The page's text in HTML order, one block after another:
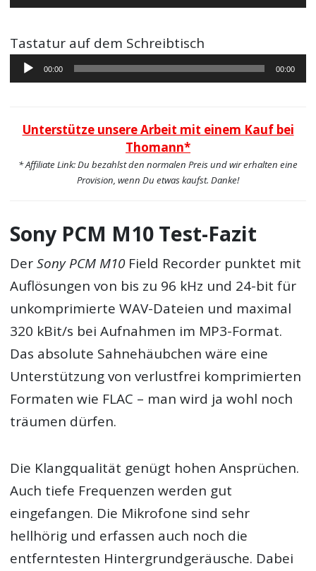
Player
Tastatur auf dem Schreibtisch
Audio-
Player
00:00 00:00
Unterstütze unsere Arbeit mit einem Kauf bei
Thomann*
* Affiliate Link: Du bezahlst den normalen Preis und wir erhalten eine
Provision, wenn Du etwas kaufst. Danke!
Sony PCM M10 Test-Fazit
DerSony PCM M10Field Recorder punktet mit
Auflösungen von bis zu 96 kHz und 24-bit für
unkomprimierte WAV-Dateien und maximal
320 kBit/s bei Aufnahmen im MP3-Format.
Das absolute Sahnehäubchen wäre eine
Unterstützung von verlustfrei komprimierten
Formaten wie FLAC – man wird ja wohl noch
träumen dürfen.
Die Klangqualität genügt hohen Ansprüchen.
Auch tiefe Frequenzen werden gut
eingefangen. Die Mikrofone sind sehr
hellhörig und erfassen auch noch die
entferntesten Hintergrundgeräusche. Dabei